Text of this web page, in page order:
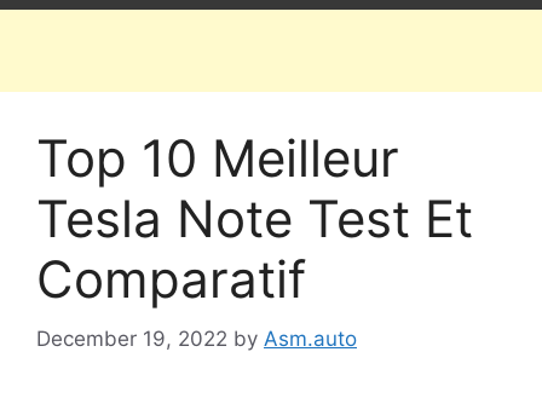
Top 10 Meilleur
Tesla Note Test Et
Comparatif
December 19, 2022 by Asm.auto